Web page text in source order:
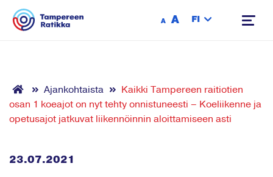
A A FI
Ajankohtaista
Kaikki Tampereen raitiotien
osan 1 koeajot on nyt tehty onnistuneesti – Koeliikenne ja
opetusajot jatkuvat liikennöinnin aloittamiseen asti
23.07.2021